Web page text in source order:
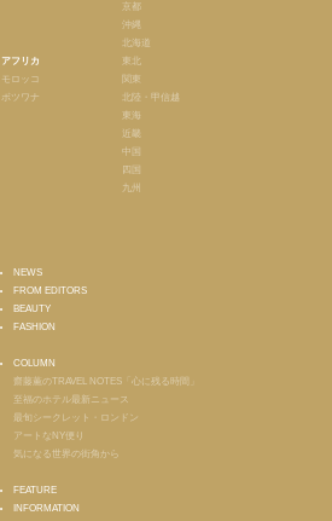
アフリカ
モロッコ
ボツワナ
京都
沖縄
北海道
東北
関東
北陸・甲信越
東海
近畿
中国
四国
九州
NEWS
FROM EDITORS
BEAUTY
FASHION
COLUMN
齋藤薫のTRAVEL NOTES「心に残る時間」
至福のホテル最新ニュース
最旬シークレット・ロンドン
アートなNY便り
気になる世界の街角から
FEATURE
INFORMATION